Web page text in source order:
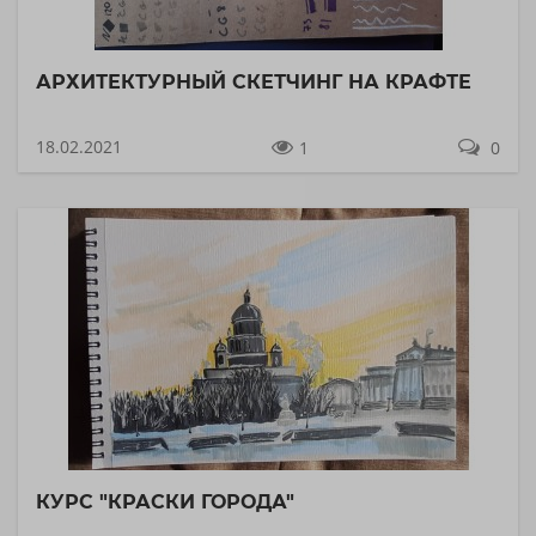
АРХИТЕКТУРНЫЙ СКЕТЧИНГ НА КРАФТЕ
18.02.2021 1 0
КУРС "КРАСКИ ГОРОДА"